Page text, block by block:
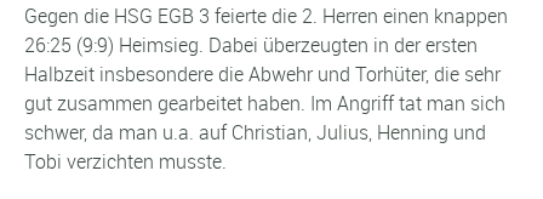
Gegen die HSG EGB 3 feierte die 2. Herren einen knappen
26:25 (9:9) Heimsieg. Dabei überzeugten in der ersten
Halbzeit insbesondere die Abwehr und Torhüter, die sehr
gut zusammen gearbeitet haben. Im Angriff tat man sich
schwer, da man u.a. auf Christian, Julius, Henning und
Tobi verzichten musste.